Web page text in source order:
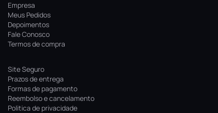
Empresa
Meus Pedidos
Depoimentos
Fale Conosco
Termos de compra
Site Seguro
Prazos de entrega
Formas de pagamento
Reembolso e cancelamento
Politica de privacidade